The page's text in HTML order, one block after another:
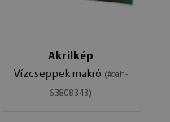
Akrilkép
Vízcseppek makró (#oah-
63808343)